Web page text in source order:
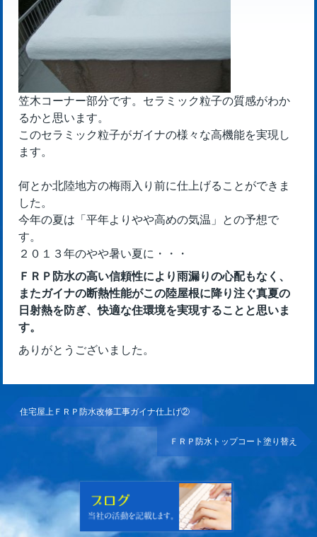
笠木コーナー部分です。セラミック粒子の質感がわか
るかと思います。
このセラミック粒子がガイナの様々な高機能を実現し
ます。
何とか北陸地方の梅雨入り前に仕上げることができま
した。
今年の夏は「平年よりやや高めの気温」との予想で
す。
２０１３年のやや暑い夏に・・・
ＦＲＰ防水の高い信頼性により雨漏りの心配もなく、
またガイナの断熱性能がこの陸屋根に降り注ぐ真夏の
日射熱を防ぎ、快適な住環境を実現することと思いま
す。
ありがとうございました。
住宅屋上ＦＲＰ防水改修工事ガイナ仕上げ②
ＦＲＰ防水トップコート塗り替え